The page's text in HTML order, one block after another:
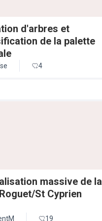
d'arbres et
de la palette
4
massive de la
St Cyprien
19